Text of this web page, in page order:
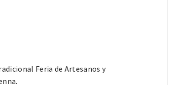
Feria de Artesanos y